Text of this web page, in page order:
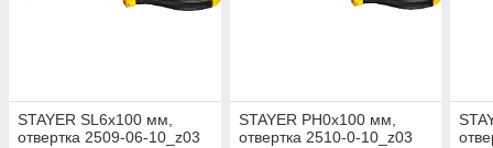
STAYER SL6х100 мм,
отвертка 2509-06-10_z03
STAYER PH0x100 мм,
отвертка 2510-0-10_z03